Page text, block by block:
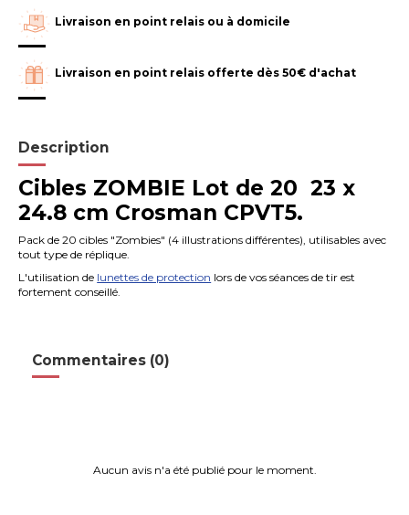
Livraison en point relais ou à domicile
Livraison en point relais offerte dès 50€ d'achat
Description
Cibles ZOMBIE Lot de 2023 x
24.8 cm Crosman CPVT5.
Pack de 20 cibles "Zombies" (4 illustrations différentes), utilisables avec
tout type de réplique.
L'utilisation de lunettes de protection lors de vos séances de tir est
fortement conseillé.
Commentaires (0)
Aucun avis n'a été publié pour le moment.